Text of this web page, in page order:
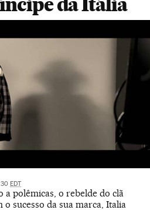
EDT
a polêmicas, o rebelde do clã
o sucesso da sua marca, Italia